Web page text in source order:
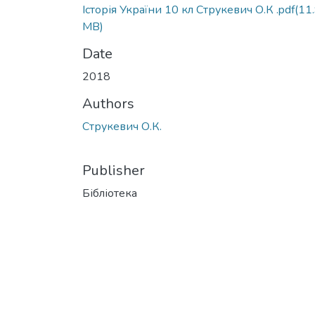
Історія України 10 кл Струкевич О.К .pdf
MB)
Date
2018
Authors
Струкевич О.К.
Publisher
Бібліотека